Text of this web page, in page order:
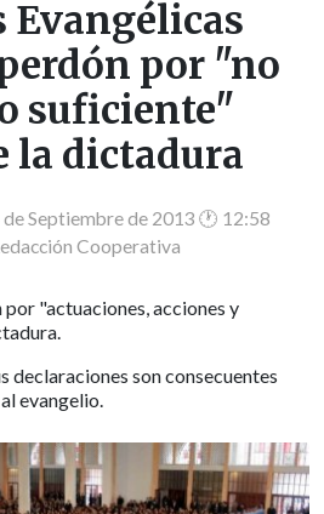
Evangélicas
por "no
suficiente"
la dictadura
Septiembre de 2013 🕐 12:58
Cooperativa
"actuaciones, acciones y
declaraciones son consecuentes
evangelio.